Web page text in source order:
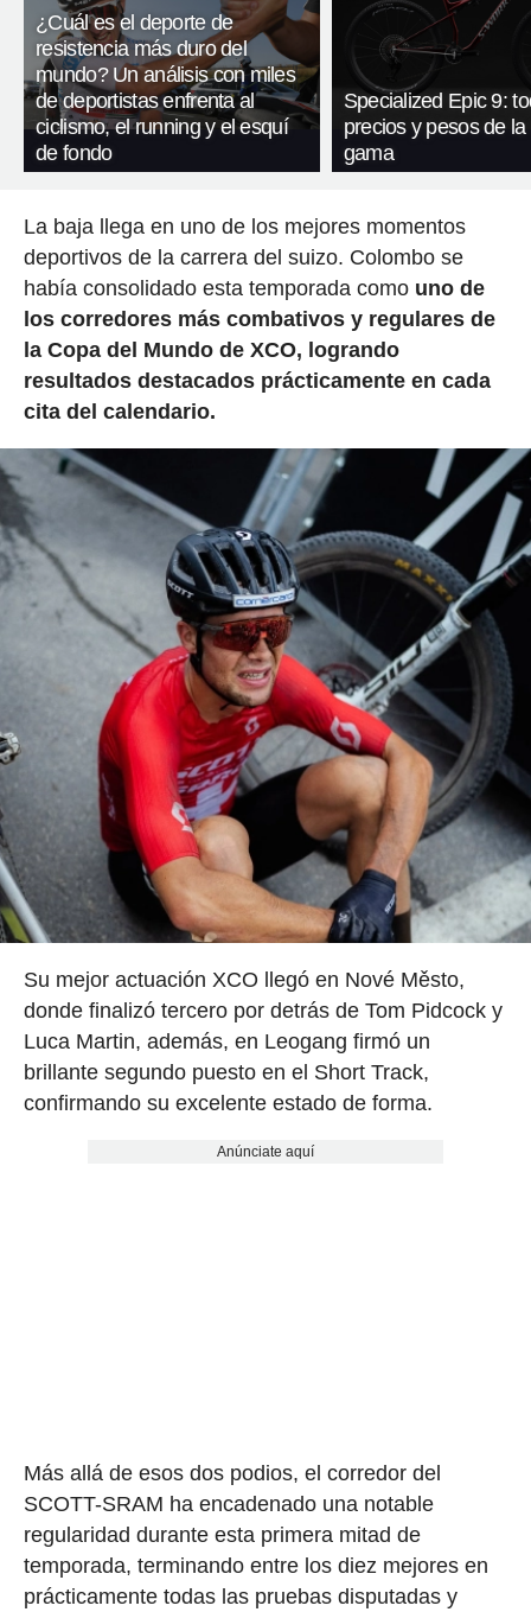
¿Cuál es el deporte de
resistencia más duro del
mundo? Un análisis con miles
de deportistas enfrenta al
ciclismo, el running y el esquí
de fondo
Specialized Epic 9:
precios y pesos de
gama
La baja llega en uno de los mejores momentos
deportivos de la carrera del suizo. Colombo se
había consolidado esta temporada como uno de
los corredores más combativos y regulares de
la Copa del Mundo de XCO, logrando
resultados destacados prácticamente en cada
cita del calendario.
Su mejor actuación XCO llegó en Nové Město,
donde finalizó tercero por detrás de Tom Pidcock y
Luca Martin, además, en Leogang firmó un
brillante segundo puesto en el Short Track,
confirmando su excelente estado de forma.
Anúnciate aquí
Más allá de esos dos podios, el corredor del
SCOTT-SRAM ha encadenado una notable
regularidad durante esta primera mitad de
temporada, terminando entre los diez mejores en
prácticamente todas las pruebas disputadas y